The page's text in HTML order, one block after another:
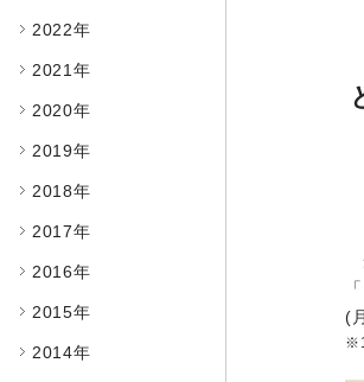
(
2022年
2021年
2020年
2019年
2018年
2017年
2016年
2015年
2014年